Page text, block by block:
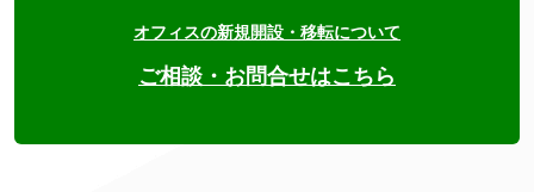
オフィスの新規開設・移転について
ご相談・お問合せはこちら